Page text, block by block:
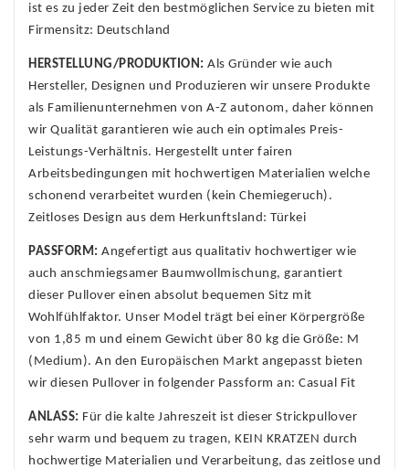
ist es zu jeder Zeit den bestmöglichen Service zu bieten mit
Firmensitz: Deutschland
HERSTELLUNG/PRODUKTION: Als Gründer wie auch
Hersteller, Designen und Produzieren wir unsere Produkte
als Familienunternehmen von A-Z autonom, daher können
wir Qualität garantieren wie auch ein optimales Preis-
Leistungs-Verhältnis. Hergestellt unter fairen
Arbeitsbedingungen mit hochwertigen Materialien welche
schonend verarbeitet wurden (kein Chemiegeruch).
Zeitloses Design aus dem Herkunftsland: Türkei
PASSFORM: Angefertigt aus qualitativ hochwertiger wie
auch anschmiegsamer Baumwollmischung, garantiert
dieser Pullover einen absolut bequemen Sitz mit
Wohlfühlfaktor. Unser Model trägt bei einer Körpergröße
von 1,85 m und einem Gewicht über 80 kg die Größe: M
(Medium). An den Europäischen Markt angepasst bieten
wir diesen Pullover in folgender Passform an: Casual Fit
ANLASS: Für die kalte Jahreszeit ist dieser Strickpullover
sehr warm und bequem zu tragen, KEIN KRATZEN durch
hochwertige Materialien und Verarbeitung, das zeitlose und